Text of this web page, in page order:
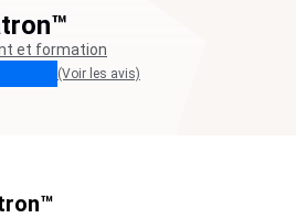
et formation
(Voir les avis)